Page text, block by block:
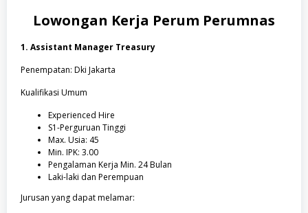
Lowongan Kerja Perum Perumnas
1. Assistant Manager Treasury
Penempatan: Dki Jakarta
Kualifikasi Umum
Experienced Hire
S1-Perguruan Tinggi
Max. Usia: 45
Min. IPK: 3.00
Pengalaman Kerja Min. 24 Bulan
Laki-laki dan Perempuan
Jurusan yang dapat melamar: